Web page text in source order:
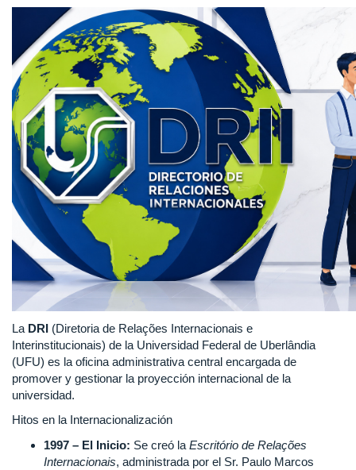
La DRI (Diretoria de Relações Internacionais e
Interinstitucionais) de la Universidad Federal de Uberlândia
(UFU) es la oficina administrativa central encargada de
promover y gestionar la proyección internacional de la
universidad.
Hitos en la Internacionalización
1997 – El Inicio: Se creó la Escritório de Relações
Internacionais, administrada por el Sr. Paulo Marcos